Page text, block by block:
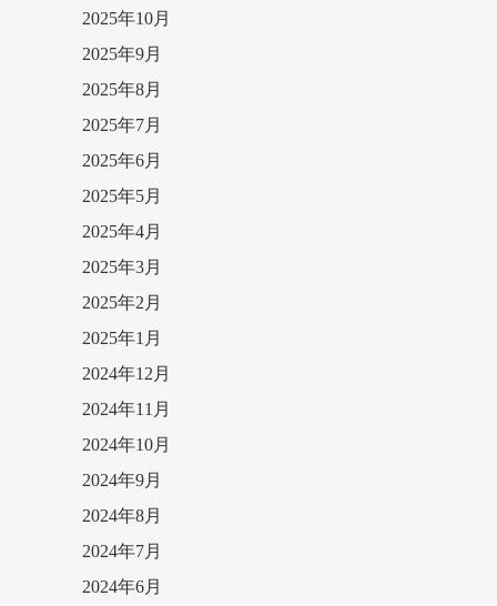
2025年10月
2025年9月
2025年8月
2025年7月
2025年6月
2025年5月
2025年4月
2025年3月
2025年2月
2025年1月
2024年12月
2024年11月
2024年10月
2024年9月
2024年8月
2024年7月
2024年6月